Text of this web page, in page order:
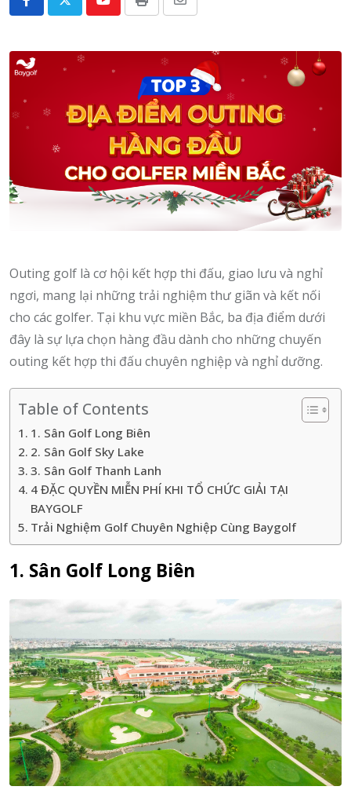
YoutubePrint
Share
Email
Outing golf là cơ hội kết hợp thi đấu, giao lưu và nghỉ
ngơi, mang lại những trải nghiệm thư giãn và kết nối
cho các golfer. Tại khu vực miền Bắc, ba địa điểm dưới
đây là sự lựa chọn hàng đầu dành cho những chuyến
outing kết hợp thi đấu chuyên nghiệp và nghỉ dưỡng.
Table of Contents
1. Sân Golf Long Biên
2. Sân Golf Sky Lake
3. Sân Golf Thanh Lanh
4 ĐẶC QUYỀN MIỄN PHÍ KHI TỔ CHỨC GIẢI TẠI
BAYGOLF
Trải Nghiệm Golf Chuyên Nghiệp Cùng Baygolf
1. Sân Golf Long Biên